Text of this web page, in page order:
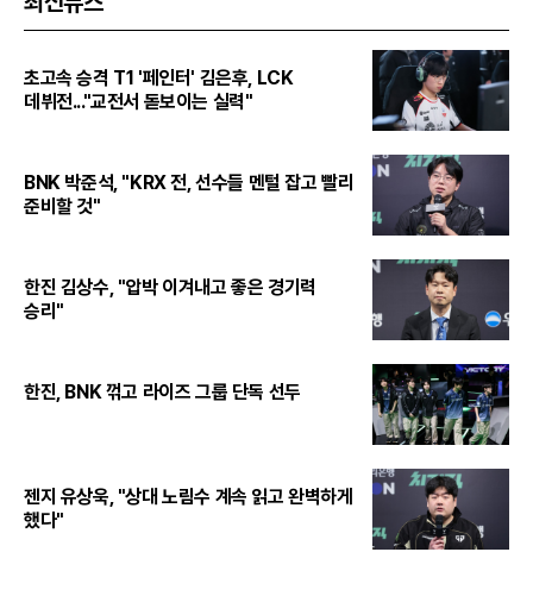
초고속 승격 T1 '페인터' 김은후, LCK
데뷔전..."교전서 돋보이는 실력"
BNK 박준석, "KRX 전, 선수들 멘털 잡고 빨리
준비할 것"
한진 김상수, "압박 이겨내고 좋은 경기력
승리"
한진, BNK 꺾고 라이즈 그룹 단독 선두
젠지 유상욱, "상대 노림수 계속 읽고 완벽하게
했다"